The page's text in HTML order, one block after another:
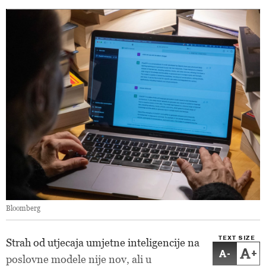
Bloomberg
TEXT SIZE
- +
Strah od utjecaja umjetne inteligencije na
poslovne modele nije nov, ali u